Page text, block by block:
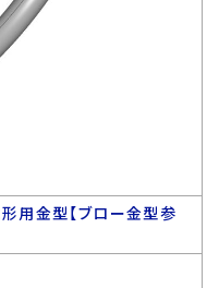
用金型【ブロー金型参